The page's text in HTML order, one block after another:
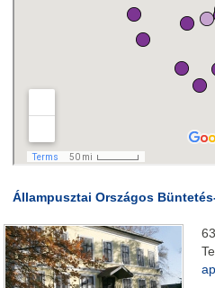
Állampusztai Országos